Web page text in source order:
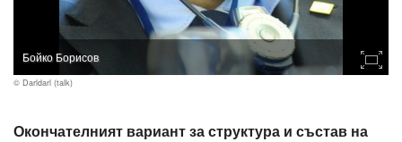
Бойко Борисов
© Darldarl (talk)
Окончателният вариант за структура и състав на